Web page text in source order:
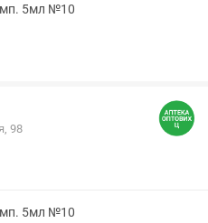
5мл №10
98
5мл №10